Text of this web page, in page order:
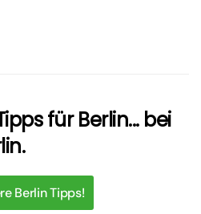
für Berlin... bei
Berlin Tipps!